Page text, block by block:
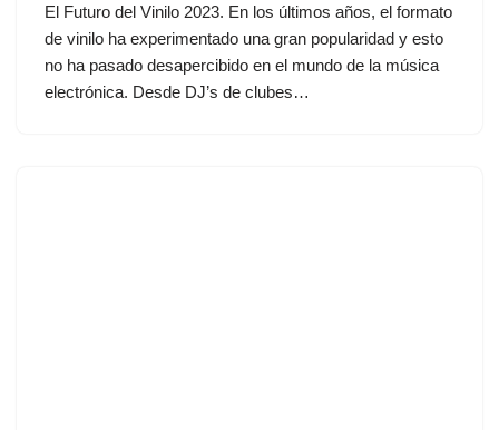
El Futuro del Vinilo 2023. En los últimos años, el formato
de vinilo ha experimentado una gran popularidad y esto
no ha pasado desapercibido en el mundo de la música
electrónica. Desde DJ’s de clubes…